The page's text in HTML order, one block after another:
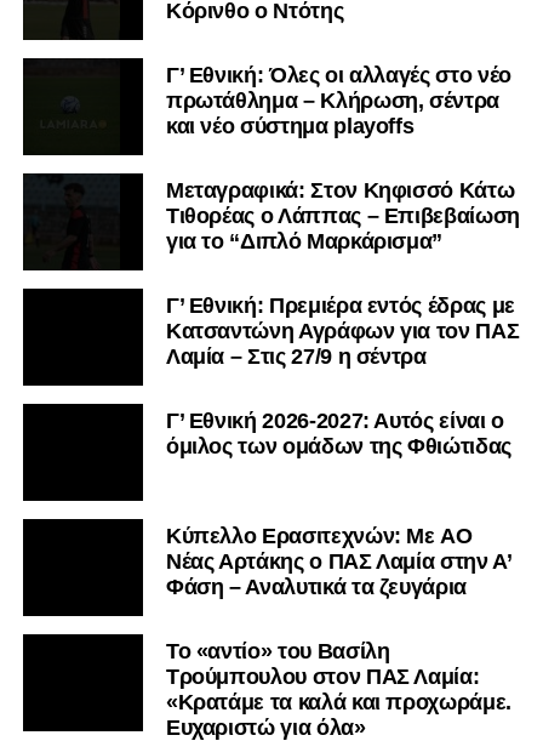
Κόρινθο ο Ντότης
Γ’ Εθνική: Όλες οι αλλαγές στο νέο
πρωτάθλημα – Κλήρωση, σέντρα
και νέο σύστημα playoffs
Μεταγραφικά: Στον Κηφισσό Κάτω
Τιθορέας ο Λάππας – Επιβεβαίωση
για το “Διπλό Μαρκάρισμα”
Γ’ Εθνική: Πρεμιέρα εντός έδρας με
Κατσαντώνη Αγράφων για τον ΠΑΣ
Λαμία – Στις 27/9 η σέντρα
Γ’ Εθνική 2026-2027: Αυτός είναι ο
όμιλος των ομάδων της Φθιώτιδας
Kύπελλο Ερασιτεχνών: Με AO
Nέας Αρτάκης ο ΠΑΣ Λαμία στην Α’
Φάση – Αναλυτικά τα ζευγάρια
Το «αντίο» του Βασίλη
Τρούμπουλου στον ΠΑΣ Λαμία:
«Κρατάμε τα καλά και προχωράμε.
Ευχαριστώ για όλα»